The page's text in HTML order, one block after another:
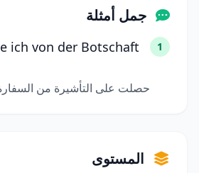
جمل أمثلة
1
ich von der Botschaft
حصلت على التأشيرة من
المستوى